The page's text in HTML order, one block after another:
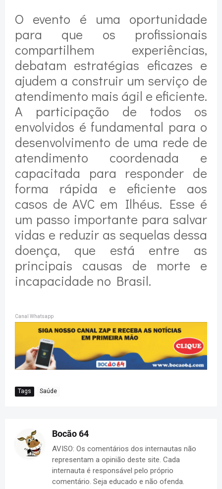
O evento é uma oportunidade
para que os profissionais
compartilhem experiências,
debatam estratégias eficazes e
ajudem a construir um serviço de
atendimento mais ágil e eficiente.
A participação de todos os
envolvidos é fundamental para o
desenvolvimento de uma rede de
atendimento coordenada e
capacitada para responder de
forma rápida e eficiente aos
casos de AVC em Ilhéus. Esse é
um passo importante para salvar
vidas e reduzir as sequelas dessa
doença, que está entre as
principais causas de morte e
incapacidade no Brasil.
Canal Whatsapp
Tags Saúde
Bocão 64
AVISO: Os comentários dos internautas não
representam a opinião deste site. Cada
internauta é responsável pelo próprio
comentário. Seja educado e não ofenda.